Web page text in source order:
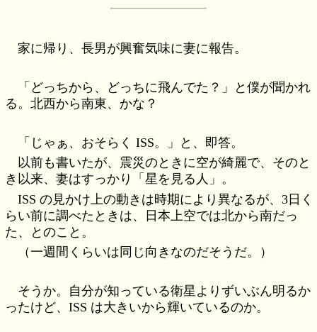
家に帰り、長男が興奮気味に妻に報告。
「どっちから、どっちに飛んでた？」と僕が聞かれ
る。北西から南東、かな？
「じゃぁ、おそらく ISS。」と、即答。
以前も書いたが、震災のときに空が綺麗で、そのと
き以来、妻はすっかり「星を見る人」。
ISS の見かけ上の動きは時期により異なるが、3日く
らい前に調べたときは、日本上空では北から南だっ
た、とのこと。
（一週間くらいは同じ向きなのだそうだ。）
そうか。自分が知っている衛星よりずいぶん明るか
ったけど、ISS は大きいから輝いているのか。